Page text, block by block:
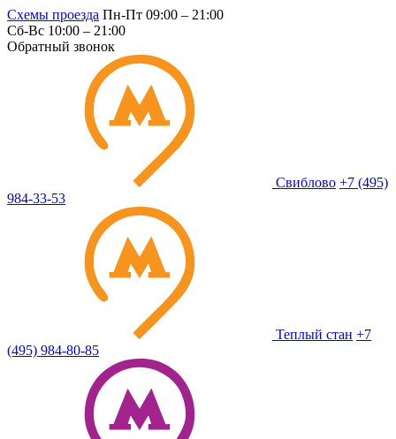
Схемы проезда Пн-Пт 09:00 – 21:00
Сб-Вс 10:00 – 21:00
Обратный звонок
Свиблово +7 (495)
984-33-53
Теплый стан +7
(495) 984-80-85